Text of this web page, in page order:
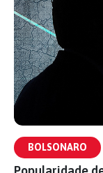
BOLSONARO